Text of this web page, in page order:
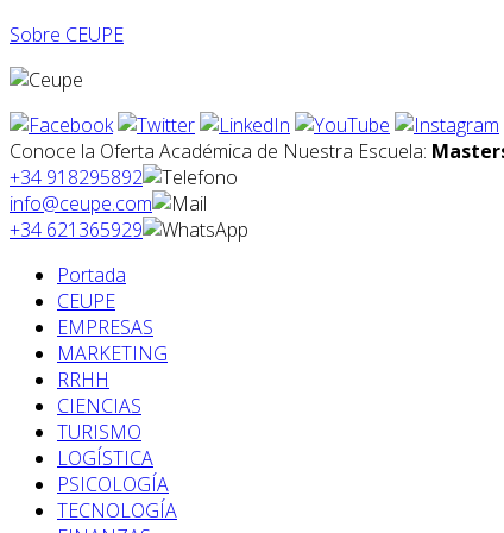
Sobre CEUPE
Conoce la Oferta Académica de Nuestra Escuela:
+34 918295892
info@ceupe.com
+34 621365929
Portada
CEUPE
EMPRESAS
MARKETING
RRHH
CIENCIAS
TURISMO
LOGÍSTICA
PSICOLOGÍA
TECNOLOGÍA